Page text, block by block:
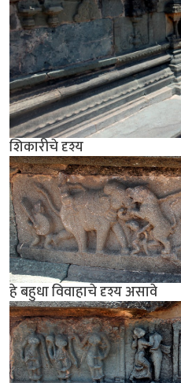
शिकारीचे दृश्य
हे बहुधा विवाहाचे दृश्य असावे